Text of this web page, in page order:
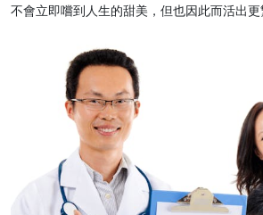
不會立即嚐到人生的甜美，但也因此而活出更